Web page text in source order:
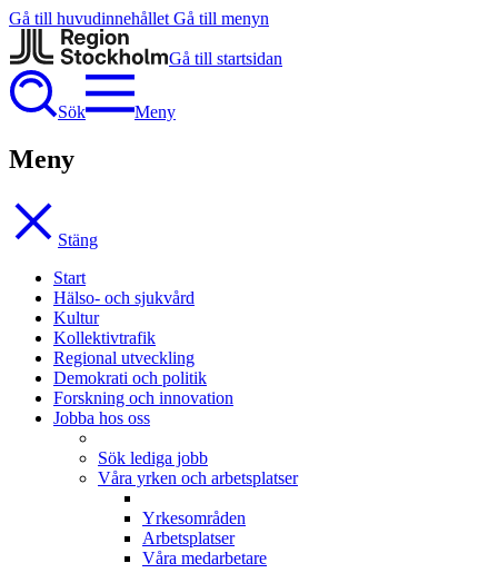
Gå till huvudinnehållet Gå till menyn
Gå till startsidan
Sök Meny
Meny
Stäng
Start
Hälso- och sjukvård
Kultur
Kollektivtrafik
Regional utveckling
Demokrati och politik
Forskning och innovation
Jobba hos oss
Sök lediga jobb
Våra yrken och arbetsplatser
Yrkesområden
Arbetsplatser
Våra medarbetare